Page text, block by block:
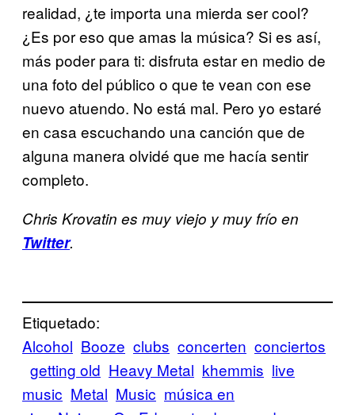
realidad, ¿te importa una mierda ser cool?
¿Es por eso que amas la música? Si es así,
más poder para ti: disfruta estar en medio de
una foto del público o que te vean con ese
nuevo atuendo. No está mal. Pero yo estaré
en casa escuchando una canción que de
alguna manera olvidé que me hacía sentir
completo.
Chris Krovatin es muy viejo y muy frío en
Twitter.
Etiquetado:
Alcohol Booze clubs concerten conciertos
getting old Heavy Metal khemmis live
music Metal Music música en